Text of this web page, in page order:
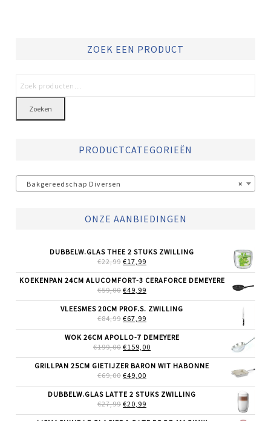
ZOEK EEN PRODUCT
Zoeken
PRODUCTCATEGORIEËN
×
Bakgereedschap Diversen
ONZE AANBIEDINGEN
DUBBELW.GLAS THEE 2 STUKS ZWILLING
€22,99 OORSPRONKELIJKE
WAS:
€22,99.
€17,99
IS:
KOEKENPAN 24CM ALUCOMFORT-3 CERAFORCE DEMEYERE
€59,00 OORSPRONKELIJKE
WAS:
€59,00.
€49,99
IS:
VLEESMES 20CM PROF.S. ZWILLING
€84,99 OORSPRONKELIJKE
WAS:
€84,99.
€67,99
IS:
€67,99.
WOK 26CM APOLLO-7 DEMEYERE
€199,00 OORSPRONKELIJKE
WAS:
€199,00.
€159,00
IS:
GRILLPAN 25CM GIETIJZER BARON WIT HABONNE
€69,00 OORSPRONKELIJKE
WAS:
€69,00.
€49,00
IS:
DUBBELW.GLAS LATTE 2 STUKS ZWILLING
€27,99 OORSPRONKELIJKE
€20,99